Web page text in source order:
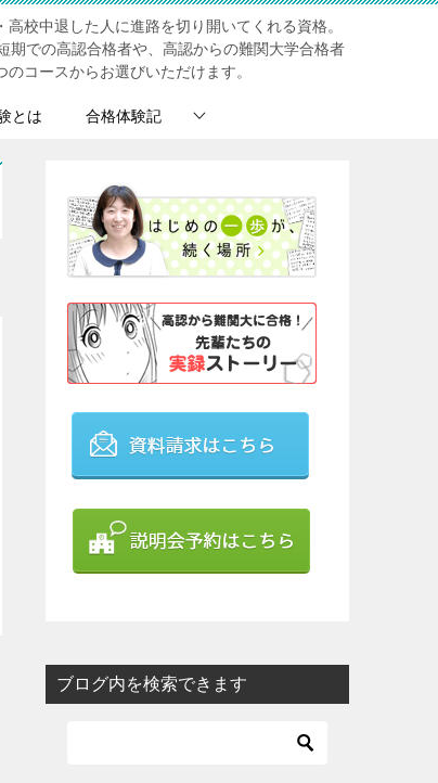
校中退した人に進路を切り開いてくれる資格。
期での高認合格者や、高認からの難関大学合格者
コースからお選びいただけます。
とは 合格体験記
ブログ内を検索できます